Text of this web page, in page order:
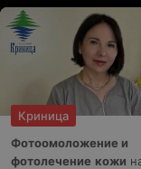
Криница
Фотоомоложение и
фотолечение кожи